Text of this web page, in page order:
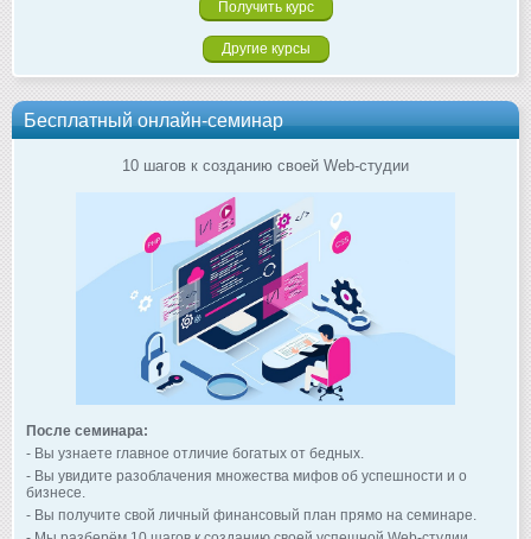
Другие курсы
Бесплатный онлайн-семинар
10 шагов к созданию своей Web-студии
После семинара:
- Вы узнаете главное отличие богатых от бедных.
- Вы увидите разоблачения множества мифов об успешности и о
бизнесе.
- Вы получите свой личный финансовый план прямо на семинаре.